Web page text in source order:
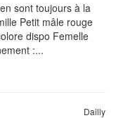
sont toujours à la
Petit mâle rouge
dispo Femelle
:...
Dailly